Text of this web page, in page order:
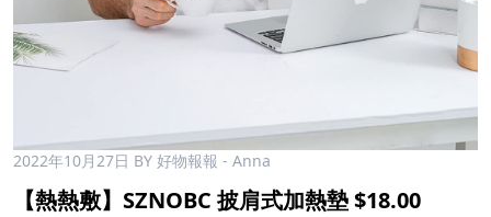
2022年10月27日 BY 好物報報 - Anna
【熱熱敷】SZNOBC 披肩式加熱墊 $18.00